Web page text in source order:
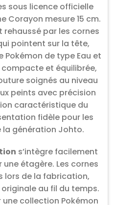
sous licence officielle
Corayon mesure 15 cm.
rehaussé par les cornes
pointent sur la tête,
de type Eau et
compacte et équilibrée,
soignés au niveau
peints avec précision
caractéristique du
fidèle pour les
génération Johto.
s’intègre facilement
étagère. Les cornes
lors de la fabrication,
au fil du temps.
collection Pokémon